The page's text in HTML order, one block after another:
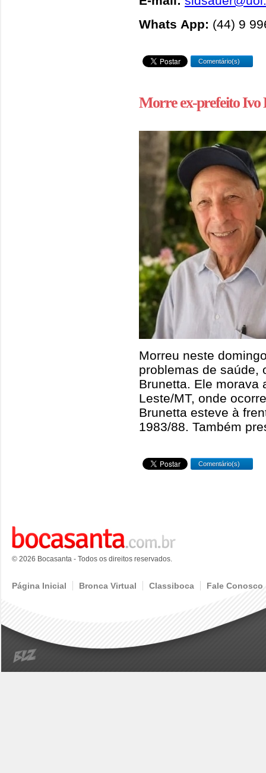
Whats App: (44) 9
Comentário(s)
Morre ex-prefeito Ivo
Morreu neste
problemas de saúde,
Brunetta. Ele morava
Leste/MT, onde
Brunetta esteve à
1983/88. Também
Comentário(s)
© 2026 Bocasanta - Todos os direitos reservados.
Página Inicial Bronca Virtual Classiboca Fale Conosco